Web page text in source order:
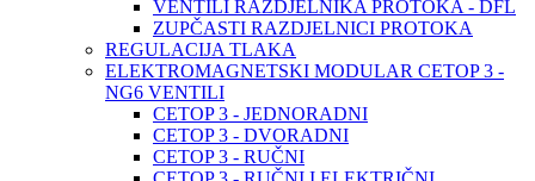
VENTILI RAZDJELNIKA PROTOKA - DFL
ZUPČASTI RAZDJELNICI PROTOKA
REGULACIJA TLAKA
ELEKTROMAGNETSKI MODULAR CETOP 3 -
NG6 VENTILI
CETOP 3 - JEDNORADNI
CETOP 3 - DVORADNI
CETOP 3 - RUČNI